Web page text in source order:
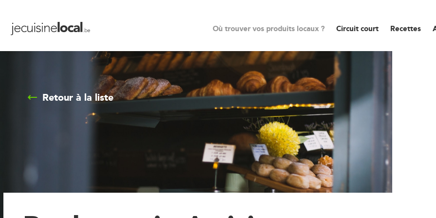
Où trouver vos produits locaux ? Circuit court Recettes
Retour à la liste